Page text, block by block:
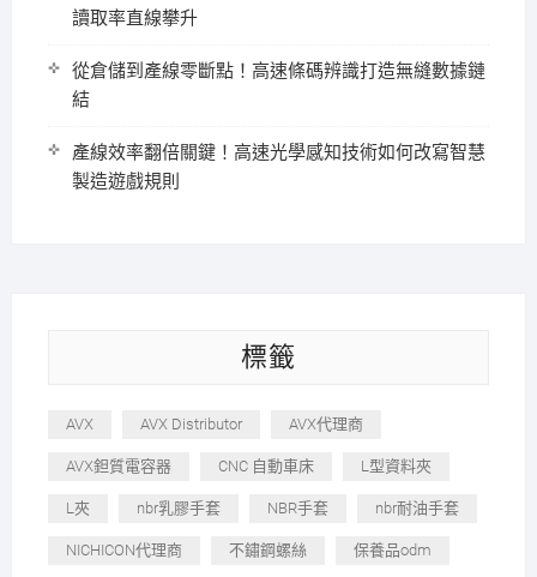
讀取率直線攀升
從倉儲到產線零斷點！高速條碼辨識打造無縫數據鏈
結
產線效率翻倍關鍵！高速光學感知技術如何改寫智慧
製造遊戲規則
標籤
AVX AVX Distributor AVX代理商
AVX鉭質電容器 CNC 自動車床 L型資料夾
L夾 nbr乳膠手套 NBR手套 nbr耐油手套
NICHICON代理商 不鏽鋼螺絲 保養品odm